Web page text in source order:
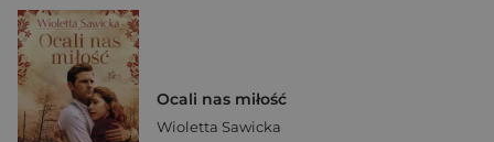
Ocali nas miłość
Wioletta Sawicka